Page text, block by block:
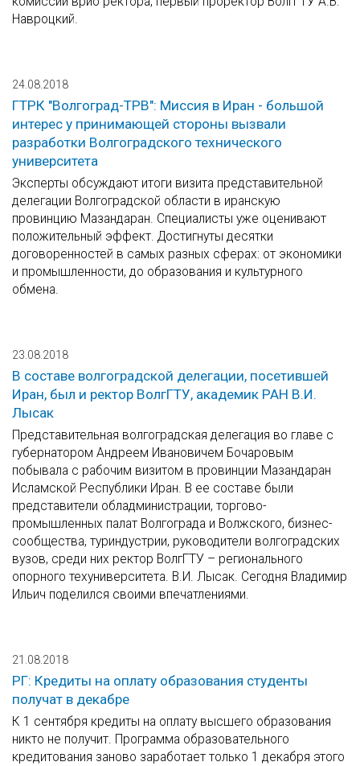
Навроцкий.
24.08.2018
ГТРК "Волгоград-ТРВ": Миссия в Иран - большой
интерес у принимающей стороны вызвали
разработки Волгоградского технического
университета
Эксперты обсуждают итоги визита представительной
делегации Волгоградской области в иранскую
провинцию Мазандаран. Специалисты уже оценивают
положительный эффект. Достигнуты десятки
договоренностей в самых разных сферах: от экономики
и промышленности, до образования и культурного
обмена.
23.08.2018
В составе волгоградской делегации, посетившей
Иран, был и ректор ВолгГТУ, академик РАН В.И.
Лысак
Представительная волгоградская делегация во главе с
губернатором Андреем Ивановичем Бочаровым
побывала с рабочим визитом в провинции Мазандаран
Исламской Республики Иран. В ее составе были
представители обладминистрации, торгово-
промышленных палат Волгограда и Волжского, бизнес-
сообщества, туриндустрии, руководители волгоградских
вузов, среди них ректор ВолгГТУ – регионального
опорного техуниверситета. В.И. Лысак. Сегодня Владимир
Ильич поделился своими впечатлениями.
21.08.2018
РГ: Кредиты на оплату образования студенты
получат в декабре
К 1 сентября кредиты на оплату высшего образования
никто не получит. Программа образовательного
кредитования заново заработает только 1 декабря этого